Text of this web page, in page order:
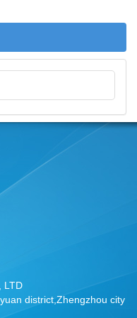
LTD
district,Zhengzhou city